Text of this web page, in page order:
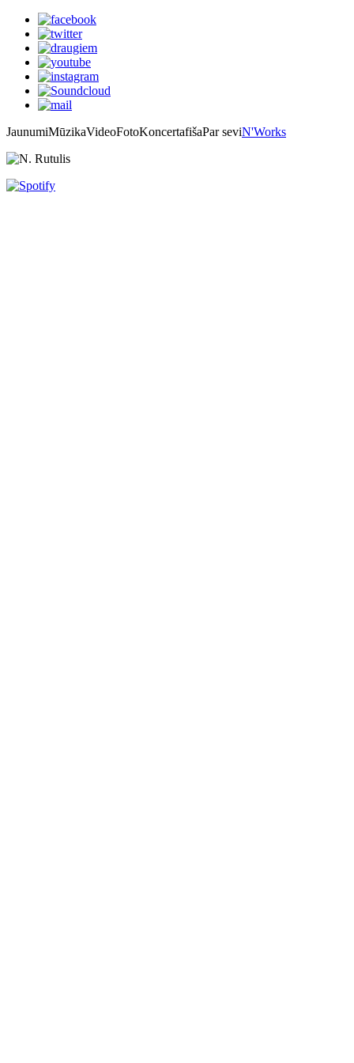
JaunumiMūzikaVideoFotoKoncertafišaPar seviN'Works